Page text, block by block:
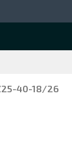
40-18/26